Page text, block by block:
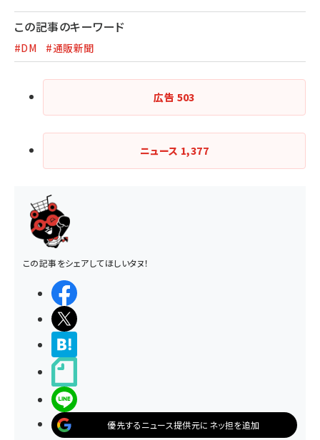
この記事のキーワード
#DM #通販新聞
広告 503
ニュース 1,377
この記事をシェアしてほしいタヌ！
優先するニュース提供元にネッ担を追加